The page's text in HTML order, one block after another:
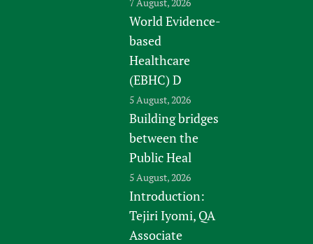
World Evidence-
based
Healthcare
(EBHC) D
5 August, 2026
Building bridges
between the
Public Heal
5 August, 2026
Introduction:
Tejiri Iyomi, QA
Associate